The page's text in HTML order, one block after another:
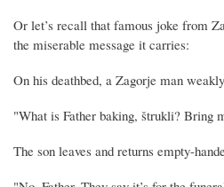
Or let’s recall that famous joke from
the miserable message it carries:
On his deathbed, a Zagorje man
"What is Father baking, štrukli? Bring
The son leaves and returns empty-